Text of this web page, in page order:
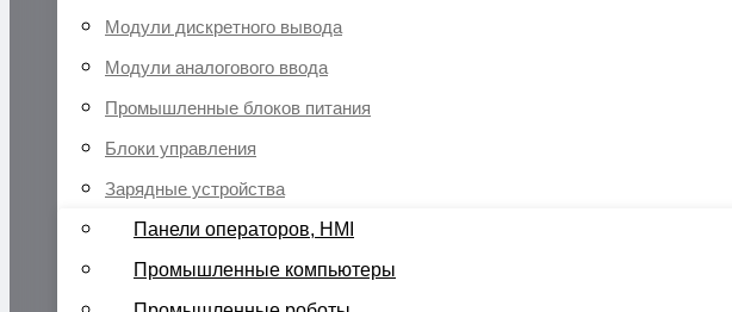
Модули дискретного вывода
Модули аналогового ввода
Промышленные блоков питания
Блоки управления
Зарядные устройства
Панели операторов, HMI
Промышленные компьютеры